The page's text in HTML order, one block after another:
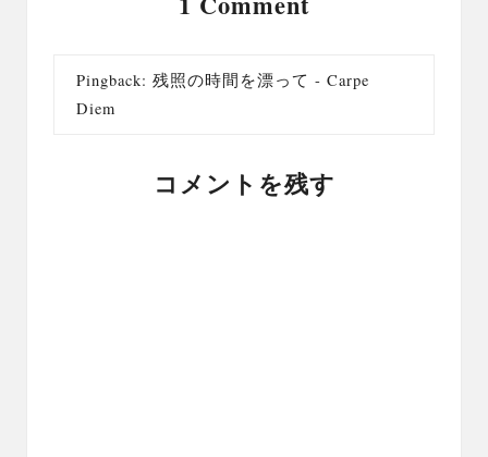
Pingback: 残照の時間を漂って - Carpe
Diem
コメントを残す